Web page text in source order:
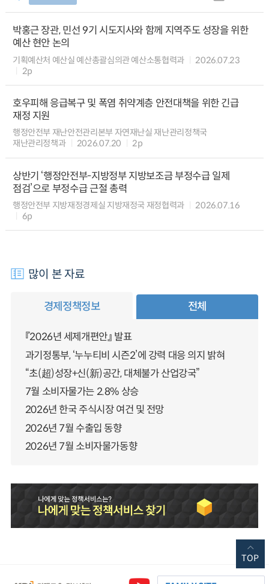
박홍근 장관, 민선 9기 시도지사와 함께 지역주도 성장을 위한
예산 현안 논의
기획예산처 예산실 예산총괄심의관 예산소통협력과
2026.07.23
2p
호우피해 응급복구 및 폭염 취약계층 안전대책을 위한 긴급
재정 지원
행정안전부 재난안전관리본부 자연재난실 재난관리정책국
재난관리정책과
2026.07.20 2p
상반기 ‘행정안전부-지방정부 지방보조금 부정수급 일제
점검’으로 부정수급 근절 총력
행정안전부 지방재정경제실 지방재정국 재정협력과
2026.07.16
6p
많이 본 자료
경제정책정보 전체
『2026년 세제개편안』 발표
과기정통부, ‘누누티비 시즌2’에 강력 대응 의지 밝혀
“초(超)성장+신(新)공간, 대체불가 산업강국”
7월 소비자물가는 2.8% 상승
2026년 한국 주식시장 여건 및 전망
2026년 7월 수출입 동향
2026년 7월 소비자물가동향
TOP